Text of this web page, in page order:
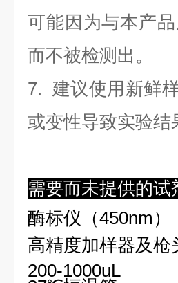
可能因为与本产
而不被检测出。
7. 建议使用新鲜
或变性导致实验结
需要而未提供的试
酶标仪（450nm）
高精度加样器及枪
200-1000uL